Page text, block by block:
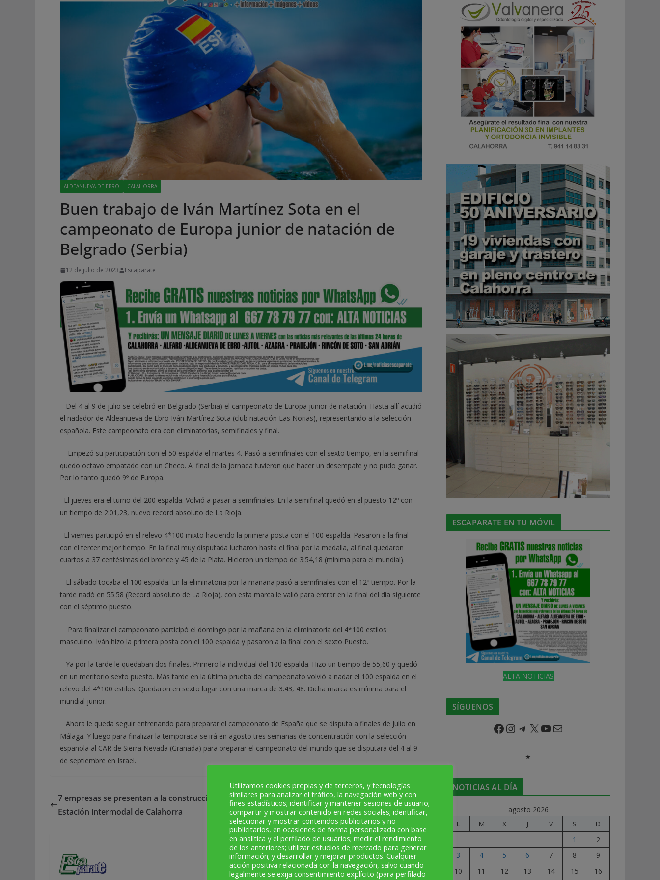
ALDEANUEVA DE EBRO CALAHORRA
Buen trabajo de Iván Martínez Sota en el
campeonato de Europa junior de natación de
Belgrado (Serbia)
12 de julio de 2023 Escaparate
Del 4 al 9 de julio se celebró en Belgrado (Serbia) el campeonato de Europa junior de natación. Hasta allí acudió
el nadador de Aldeanueva de Ebro Iván Martínez Sota (club natación Las Norias), representando a la selección
española. Este campeonato era con eliminatorias, semifinales y final.
Empezó su participación con el 50 espalda el martes 4. Pasó a semifinales con el sexto tiempo, en la semifinal
quedo octavo empatado con un Checo. Al final de la jornada tuvieron que hacer un desempate y no pudo ganar.
Por lo tanto quedó 9º de Europa.
El jueves era el turno del 200 espalda. Volvió a pasar a semifinales. En la semifinal quedó en el puesto 12º con
un tiempo de 2:01,23, nuevo record absoluto de La Rioja.
El viernes participó en el relevo 4*100 mixto haciendo la primera posta con el 100 espalda. Pasaron a la final
con el tercer mejor tiempo. En la final muy disputada lucharon hasta el final por la medalla, al final quedaron
cuartos a 37 centésimas del bronce y 45 de la Plata. Hicieron un tiempo de 3:54,18 (mínima para el mundial).
El sábado tocaba el 100 espalda. En la eliminatoria por la mañana pasó a semifinales con el 12º tiempo. Por la
tarde nadó en 55.58 (Record absoluto de La Rioja), con esta marca le valió para entrar en la final del día siguiente
con el séptimo puesto.
Para finalizar el campeonato participó el domingo por la mañana en la eliminatoria del 4*100 estilos
masculino. Iván hizo la primera posta con el 100 espalda y pasaron a la final con el sexto Puesto.
Ya por la tarde le quedaban dos finales. Primero la individual del 100 espalda. Hizo un tiempo de 55,60 y quedó
en un meritorio sexto puesto. Más tarde en la última prueba del campeonato volvió a nadar el 100 espalda en el
relevo del 4*100 estilos. Quedaron en sexto lugar con una marca de 3.43, 48. Dicha marca es mínima para el
mundial junior.
Ahora le queda seguir entrenando para preparar el campeonato de España que se disputa a finales de Julio en
Málaga. Y luego para finalizar la temporada se irá en agosto tres semanas de concentración con la selección
española al CAR de Sierra Nevada (Granada) para preparar el campeonato del mundo que se disputara del 4 al 9
de septiembre en Israel.
7 empresas se presentan a la construcción de la
Estación intermodal de Calahorra
Presentado el Torneo de futbol sala Pequeñín en
la sede de la Peña el Sol de Calahorra
ESCAPARATE EN TU MÓVIL
ALTA NOTICIAS
SÍGUENOS
Facebook Instagram Telegram X YouTube Correo electrónico
★
NOTICIAS AL DÍA
agosto 2026
L
M X J V S
D
1
2
3
4 5 6 7 8
9
10
11 12 13 14 15
16
Utilizamos cookies propias y de terceros, y tecnologías
similares para analizar el tráfico, la navegación web y con
fines estadísticos; identificar y mantener sesiones de usuario;
compartir y mostrar contenido en redes sociales; identificar,
seleccionar y mostrar contenidos publicitarios y no
publicitarios, en ocasiones de forma personalizada con base
en analítica y el perfilado de usuarios; medir el rendimiento
de los anteriores; utilizar estudios de mercado para generar
información; y desarrollar y mejorar productos. Cualquier
acción positiva relacionada con la navegación, salvo cuando
legalmente se exija consentimiento explícito (para perfilado